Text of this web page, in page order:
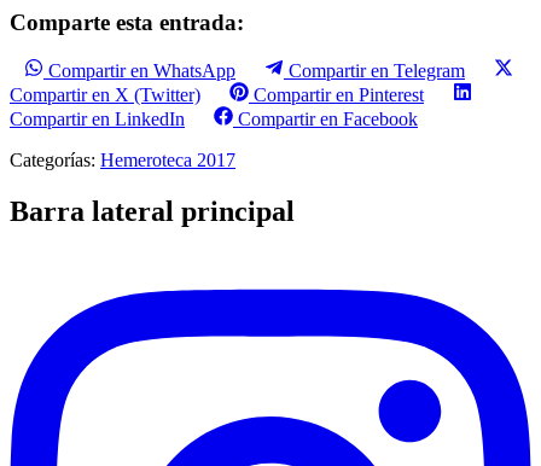
Comparte esta entrada:
Compartir en WhatsApp
Compartir en Telegram
Compartir en X (Twitter)
Compartir en Pinterest
Compartir en LinkedIn
Compartir en Facebook
Categorías: Hemeroteca 2017
Barra lateral principal